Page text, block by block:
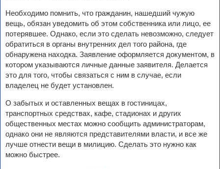
Необходимо помнить, что гражданин, нашедший чужую
вещь, обязан уведомить об этом собственника или лицо, ее
потерявшее. Однако, если это сделать невозможно, следует
обратиться в органы внутренних дел того района, где
обнаружена находка. Заявление оформляется документом, в
котором указываются личные данные заявителя. Делается
это для того, чтобы связаться с ним в случае, если
владелец не будет установлен.
О забытых и оставленных вещах в гостиницах,
транспортных средствах, кафе, стадионах и других
общественных местах можно сообщить администраторам,
однако они не являются представителями власти, и все же
лучше отнести вещи в милицию. Сделать это нужно как
можно быстрее.